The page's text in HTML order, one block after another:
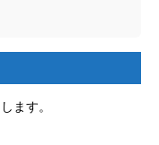
ます。